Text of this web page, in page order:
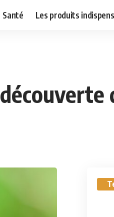
Santé Les produits